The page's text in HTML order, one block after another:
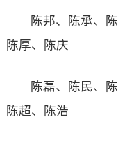
陈邦、陈承、
陈厚、陈庆
陈磊、陈民、
陈超、陈浩